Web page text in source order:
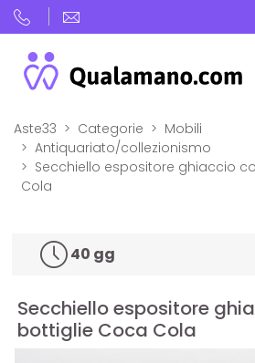
Aste33 Categorie
Mobili
Antiquariato/collezionismo
Secchiello espositore ghiaccio
Cola
40 gg
Secchiello espositore
bottiglie Coca Cola